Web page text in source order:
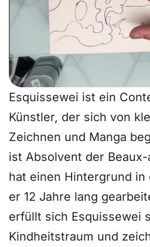
Esquissewei ist ein
Künstler, der sich von
Zeichnen und Manga
ist Absolvent der
hat einen Hintergrund in
er 12 Jahre lang
erfüllt sich Esquissewei
Kindheitstraum und